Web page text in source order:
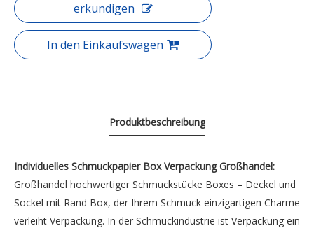
erkundigen
In den Einkaufswagen
Produktbeschreibung
Individuelles Schmuckpapier Box Verpackung Großhandel:
Großhandel hochwertiger Schmuckstücke Boxes – Deckel und
Sockel mit Rand Box, der Ihrem Schmuck einzigartigen Charme
verleiht Verpackung. In der Schmuckindustrie ist Verpackung ein